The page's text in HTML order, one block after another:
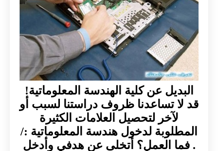
البديل عن كلية الهندسة المعلوماتية!
قد لا تساعدنا ظروف دراستنا لسبب أو
لآخر لتحصيل العلامات الكثيرة
المطلوبة لدخول هندسة المعلوماتية :/
. فما العمل؟ أتخلى عن هدفي وأدخل